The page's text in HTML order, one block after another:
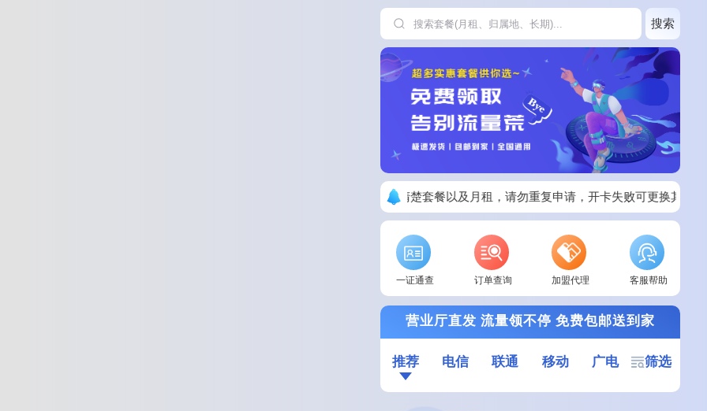
搜索
下单请看清楚套餐以及月租，请勿重复申请，开卡失败可更换其他套
一证通查 订单查询 加盟代理 客服帮助
营业厅直发 流量领不停 免费包邮送到家
推荐 电信 联通 移动 广电 筛选